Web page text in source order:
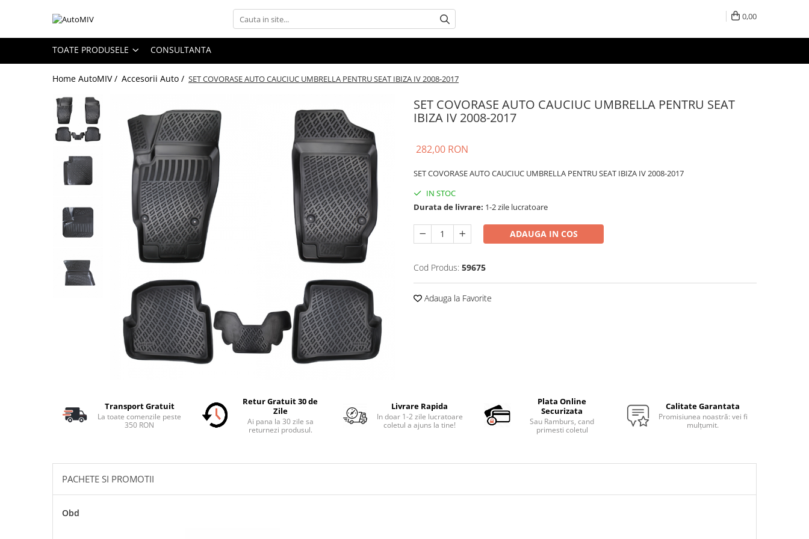
Toate Produsele
Oferta Saptamanii
Butoane Geam
Bloc Lumini
Butoane Reglare Oglinzi
Butoane Blocare/Deblocare
Buton Clapeta Rezervor
Buton Portbagaj
Butoane Semnalizare
Schimbatoare Viteze
Paravanturi Auto / Deflectoare Aer
Tavite Portbagaj Dedicate
Covorase Auto/ Presuri Auto
Seturi Interior
Accesorii Siguranta Auto
0,00
TOATE PRODUSELE CONSULTANTA
Home AutoMIV / Accesorii Auto / SET COVORASE AUTO CAUCIUC UMBRELLA PENTRU SEAT IBIZA IV 2008-2017
SET COVORASE AUTO CAUCIUC UMBRELLA PENTRU SEAT
IBIZA IV 2008-2017
282,00 RON
SET COVORASE AUTO CAUCIUC UMBRELLA PENTRU SEAT IBIZA IV 2008-2017
IN STOC
Durata de livrare: 1-2 zile lucratoare
ADAUGA IN COS
Cod Produs: 59675
Adauga la Favorite
Transport Gratuit
La toate comenzile peste
350 RON
Retur Gratuit 30 de
Zile
Ai pana la 30 zile sa
returnezi produsul.
Livrare Rapida
In doar 1-2 zile lucratoare
coletul a ajuns la tine!
Plata Online
Securizata
Sau Ramburs, cand
primesti coletul
Calitate Garantata
Promisiunea noastră: vei fi
mulțumit.
PACHETE SI PROMOTII
Obd